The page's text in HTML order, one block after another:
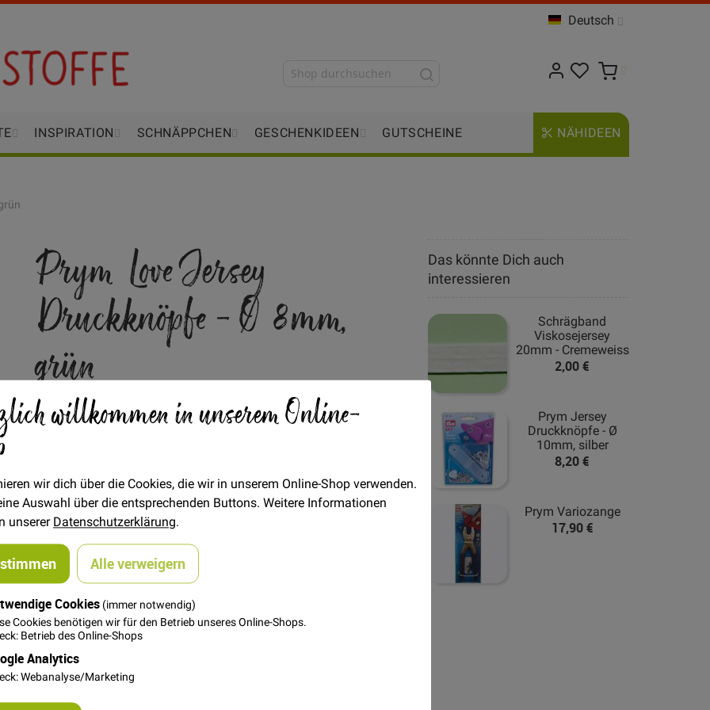
willkommen in unserem Online-
wir dich über die Cookies, die wir in unserem Online-Shop verwenden.
Auswahl über die entsprechenden Buttons. Weitere Informationen
unsererDatenschutzerklärung.
Alle verweigern
Cookies (immer notwendig)
Cookies benötigen wir für den Betrieb unseres Online-Shops.
Betrieb des Online-Shops
Analytics
Webanalyse/Marketing
Deutsch
INSPIRATION SCHNÄPPCHEN GESCHENKIDEEN GUTSCHEINE NÄHIDEEN
Prym Love Jersey
Druckknöpfe - Ø 8mm,
grün
Verfügbarkeit Auf Lager
In den Warenkorb
Das könnte Dich auch
interessieren
Schrägband
Viskosejersey
20mm - Cremeweiss
2,00 €
Prym Jersey
Druckknöpfe - Ø
10mm, silber
8,20 €
Prym Variozange
17,90 €
tannengrün, grün und hellgrün je 7 Stück. Die Druckknöpfe
Tool eingearbeitet werden oder mit der Prym Variozange. Eine